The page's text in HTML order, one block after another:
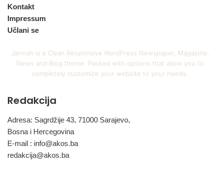
Kontakt
Impressum
Učlani se
Jannah is a Clean Responsive WordPress Newspaper, Magazine,
News and Blog theme. Packed with options that allow you to
completely customize your website to your needs.
Redakcija
Adresa: Sagrdžije 43, 71000 Sarajevo,
Bosna i Hercegovina
E-mail : info@akos.ba
redakcija@akos.ba